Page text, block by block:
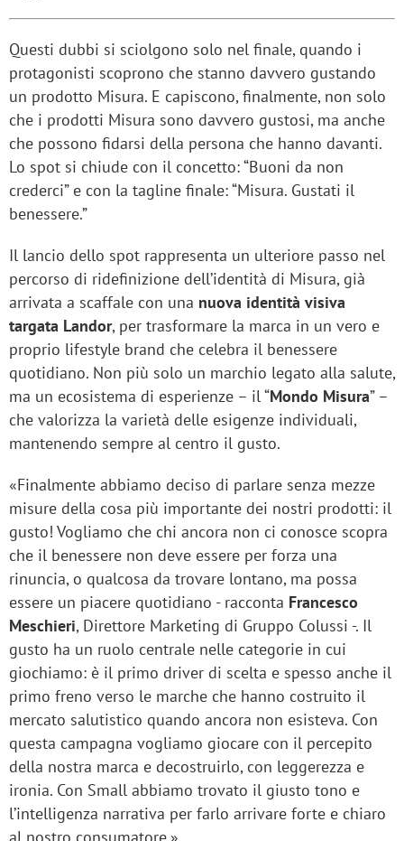
Questi dubbi si sciolgono solo nel finale, quando i
protagonisti scoprono che stanno davvero gustando
un prodotto Misura. E capiscono, finalmente, non solo
che i prodotti Misura sono davvero gustosi, ma anche
che possono fidarsi della persona che hanno davanti.
Lo spot si chiude con il concetto: “Buoni da non
crederci” e con la tagline finale: “Misura. Gustati il
benessere.”
Il lancio dello spot rappresenta un ulteriore passo nel
percorso di ridefinizione dell’identità di Misura, già
arrivata a scaffale con una nuova identità visiva
targata Landor, per trasformare la marca in un vero e
proprio lifestyle brand che celebra il benessere
quotidiano. Non più solo un marchio legato alla salute,
ma un ecosistema di esperienze – il “Mondo Misura” –
che valorizza la varietà delle esigenze individuali,
mantenendo sempre al centro il gusto.
«Finalmente abbiamo deciso di parlare senza mezze
misure della cosa più importante dei nostri prodotti: il
gusto! Vogliamo che chi ancora non ci conosce scopra
che il benessere non deve essere per forza una
rinuncia, o qualcosa da trovare lontano, ma possa
essere un piacere quotidiano - racconta Francesco
Meschieri, Direttore Marketing di Gruppo Colussi -. Il
gusto ha un ruolo centrale nelle categorie in cui
giochiamo: è il primo driver di scelta e spesso anche il
primo freno verso le marche che hanno costruito il
mercato salutistico quando ancora non esisteva. Con
questa campagna vogliamo giocare con il percepito
della nostra marca e decostruirlo, con leggerezza e
ironia. Con Small abbiamo trovato il giusto tono e
l’intelligenza narrativa per farlo arrivare forte e chiaro